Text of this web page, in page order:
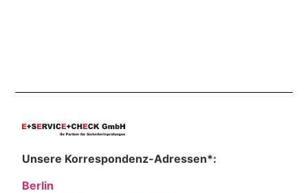
Unsere Korrespondenz-Adressen*:
Berlin